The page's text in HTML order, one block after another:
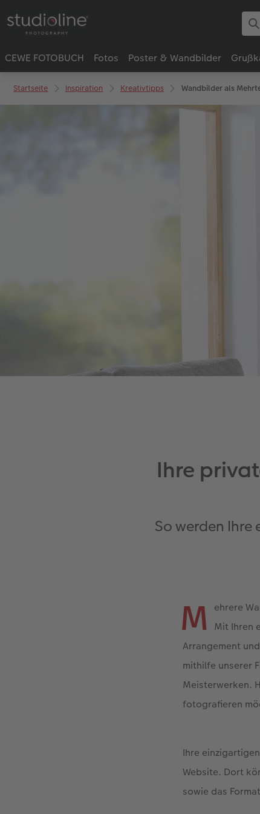
CEWE FOTOBUCH Fotos Poster & Wandbilder
Startseite Inspiration Kreativtipps Wandbilder als
Ihre
So werden
M ehrere
Mit Ihren
Arrangement
mithilfe unserer
Meisterwerken.
fotografieren
Ihre einzigartigen
Website. Dort
sowie das